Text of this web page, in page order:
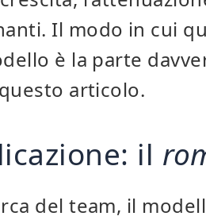
Il modo in cui
è la parte
articolo.
il
del team, il